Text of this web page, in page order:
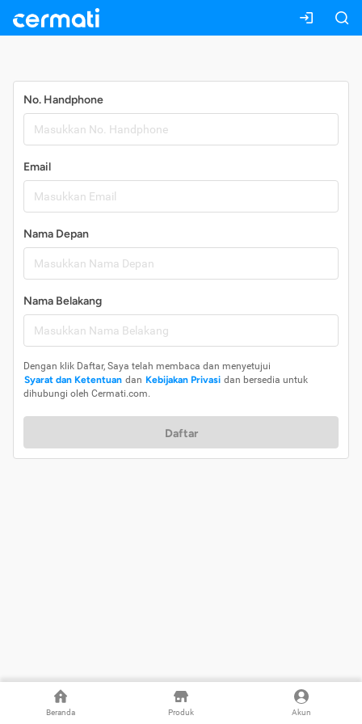
Beranda Produk Akun
No. Handphone
Email
Nama Depan
Nama Belakang
Dengan klik Daftar, Saya telah membaca dan menyetujui
Syarat dan Ketentuan dan Kebijakan Privasi dan bersedia untuk
dihubungi oleh Cermati.com.
Daftar